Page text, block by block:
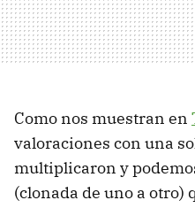
Como nos muestran en
valoraciones con una
multiplicaron y
(clonada de uno a otro)